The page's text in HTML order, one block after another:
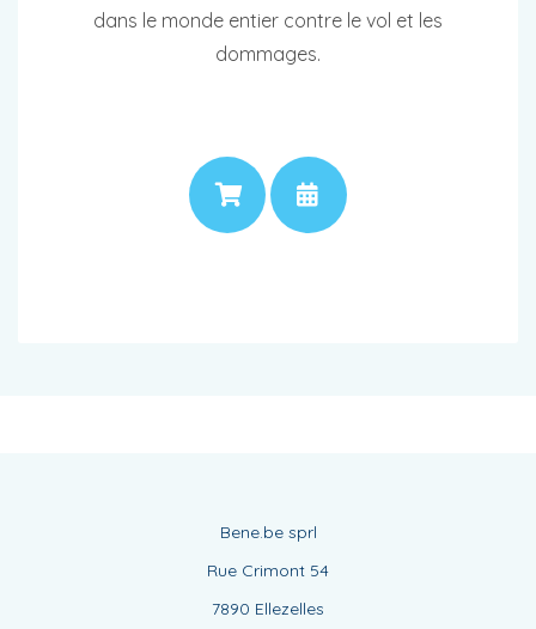
dans le monde entier contre le vol et les
dommages.
PRIX
Bene.be sprl
Rue Crimont 54
7890 Ellezelles